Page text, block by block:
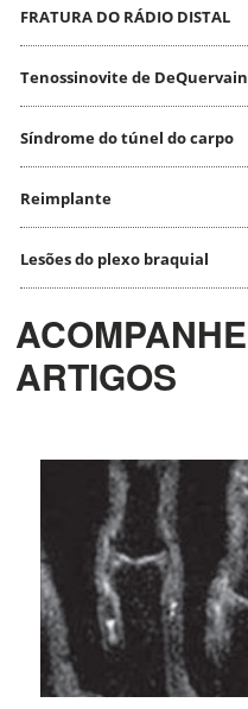
FRATURA DO RÁDIO DISTAL
Tenossinovite de DeQuervain
Síndrome do túnel do carpo
Reimplante
Lesões do plexo braquial
ACOMPANHE
ARTIGOS